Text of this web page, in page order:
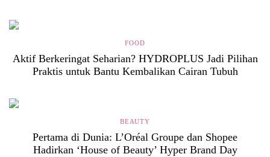
FOOD
Aktif Berkeringat Seharian? HYDROPLUS Jadi Pilihan
Praktis untuk Bantu Kembalikan Cairan Tubuh
BEAUTY
Pertama di Dunia: L’Oréal Groupe dan Shopee
Hadirkan ‘House of Beauty’ Hyper Brand Day